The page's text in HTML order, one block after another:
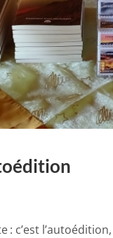
: c’est